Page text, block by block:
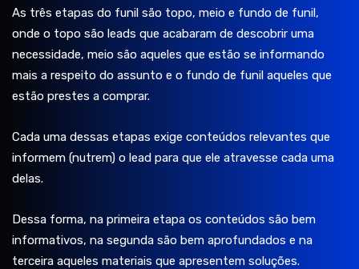
As três etapas do funil são topo, meio e fundo de funil,
onde o topo são leads que acabaram de descobrir uma
necessidade, meio são aqueles que estão se informando
mais a respeito do assunto e o fundo de funil aqueles que
estão prestes a comprar.
Cada uma dessas etapas exige conteúdos relevantes que
informem (nutrem) o lead para que ele atravesse cada uma
delas.
Dessa forma, na primeira etapa os conteúdos são bem
informativos, na segunda são bem aprofundados e na
terceira aqueles materiais que apresentem soluções.